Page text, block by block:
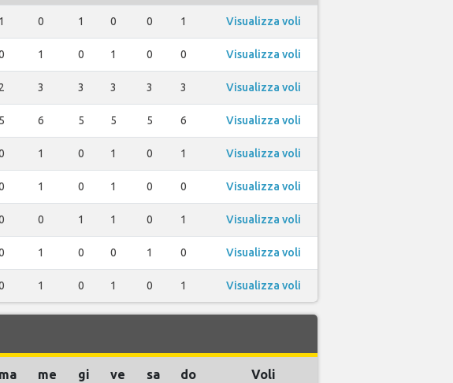
1 0 1 0 0 1 Visualizza voli
1 0 1 0 0 Visualizza voli
2 3 3 3 3 3 Visualizza voli
5 6 5 5 5 6 Visualizza voli
1 0 1 0 1 Visualizza voli
1 0 1 0 0 Visualizza voli
0 1 1 0 1 Visualizza voli
1 0 0 1 0 Visualizza voli
1 0 1 0 1 Visualizza voli
ma me gi ve sa do Voli